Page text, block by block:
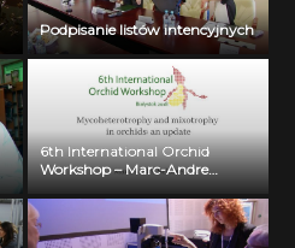
Podpisanie listów intencyjnych
6th International Orchid
Workshop – Marc-Andre
Selosse